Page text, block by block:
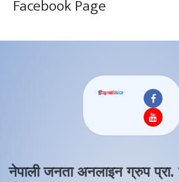
Facebook Page
नेपाली जनता अनलाइन ग्रुप प्रा.